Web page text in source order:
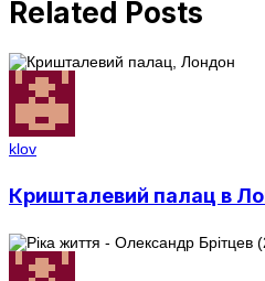
Related Posts
klov
Кришталевий палац в